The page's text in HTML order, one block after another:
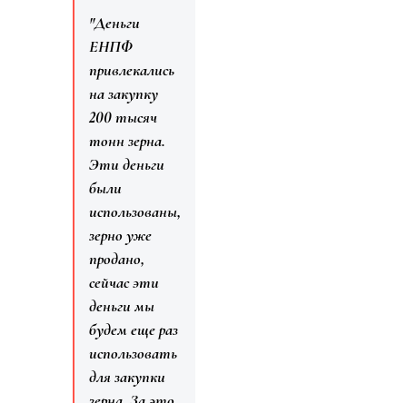
"Деньги
ЕНПФ
привлекались
на закупку
200 тысяч
тонн зерна.
Эти деньги
были
использованы,
зерно уже
продано,
сейчас эти
деньги мы
будем еще раз
использовать
для закупки